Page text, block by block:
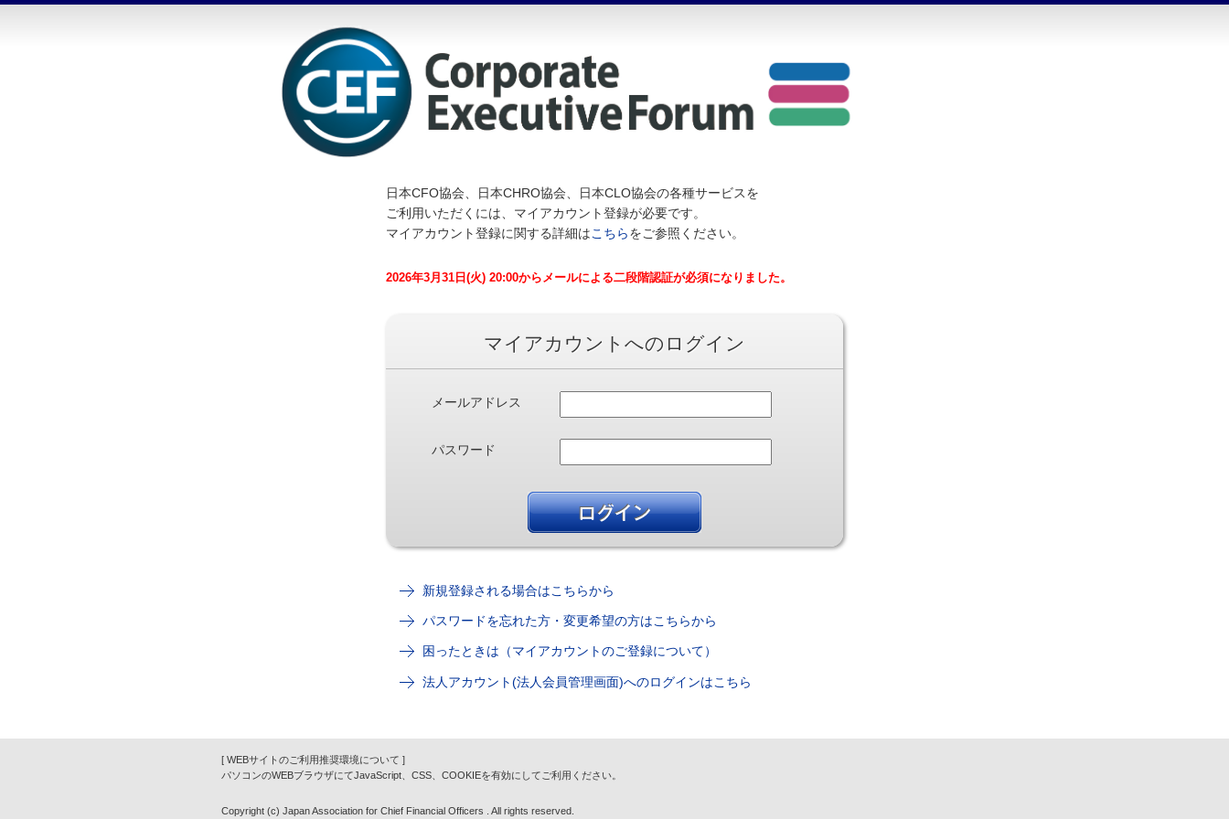
日本CFO協会、日本CHRO協会、日本CLO協会の各種サービスを
ご利用いただくには、マイアカウント登録が必要です。
マイアカウント登録に関する詳細はこちらをご参照ください。
2026年3月31日(火) 20:00からメールによる二段階認証が必須になりました。
マイアカウントへのログイン
メールアドレス
パスワード
新規登録される場合はこちらから
パスワードを忘れた方・変更希望の方はこちらから
困ったときは（マイアカウントのご登録について）
法人アカウント(法人会員管理画面)へのログインはこちら
[ WEBサイトのご利用推奨環境について ]
パソコンのWEBブラウザにてJavaScript、CSS、COOKIEを有効にしてご利用ください。
Copyright (c) Japan Association for Chief Financial Officers . All rights reserved.